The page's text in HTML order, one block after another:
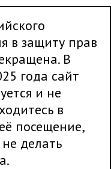
в защиту прав
В
года сайт
и не
в
посещение,
делать